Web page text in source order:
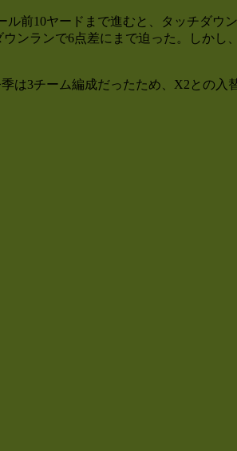
前10ヤードまで進むと、タッチダウ
ランで6点差にまで迫った。しかし
3チーム編成だったため、X2との入